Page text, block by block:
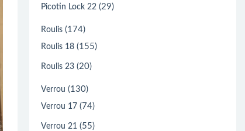
Picotin Lock 22 (29)
Roulis (174)
Roulis 18 (155)
Roulis 23 (20)
Verrou (130)
Verrou 17 (74)
Verrou 21 (55)